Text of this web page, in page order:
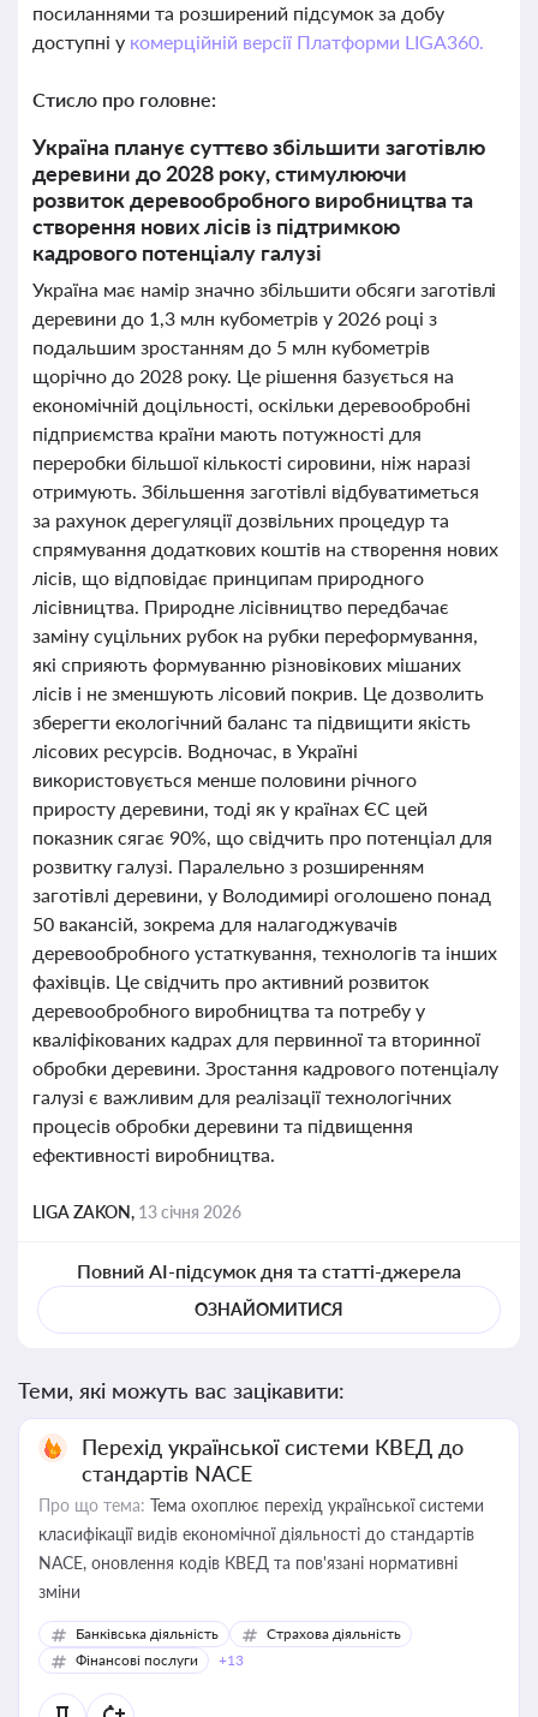
посиланнями та розширений підсумок за добу
доступні у комерційній версії Платформи LIGA360.
Стисло про головне:
Україна планує суттєво збільшити заготівлю
деревини до 2028 року, стимулюючи
розвиток деревообробного виробництва та
створення нових лісів із підтримкою
кадрового потенціалу галузі
Україна має намір значно збільшити обсяги заготівлі
деревини до 1,3 млн кубометрів у 2026 році з
подальшим зростанням до 5 млн кубометрів
щорічно до 2028 року. Це рішення базується на
економічній доцільності, оскільки деревообробні
підприємства країни мають потужності для
переробки більшої кількості сировини, ніж наразі
отримують. Збільшення заготівлі відбуватиметься
за рахунок дерегуляції дозвільних процедур та
спрямування додаткових коштів на створення нових
лісів, що відповідає принципам природного
лісівництва. Природне лісівництво передбачає
заміну суцільних рубок на рубки переформування,
які сприяють формуванню різновікових мішаних
лісів і не зменшують лісовий покрив. Це дозволить
зберегти екологічний баланс та підвищити якість
лісових ресурсів. Водночас, в Україні
використовується менше половини річного
приросту деревини, тоді як у країнах ЄС цей
показник сягає 90%, що свідчить про потенціал для
розвитку галузі. Паралельно з розширенням
заготівлі деревини, у Володимирі оголошено понад
50 вакансій, зокрема для налагоджувачів
деревообробного устаткування, технологів та інших
фахівців. Це свідчить про активний розвиток
деревообробного виробництва та потребу у
кваліфікованих кадрах для первинної та вторинної
обробки деревини. Зростання кадрового потенціалу
галузі є важливим для реалізації технологічних
процесів обробки деревини та підвищення
ефективності виробництва.
LIGA ZAKON, 13 січня 2026
Повний AI-підсумок дня та статті-джерела
ОЗНАЙОМИТИСЯ
Теми, які можуть вас зацікавити:
Перехід української системи КВЕД до
стандартів NACE
Про що тема: Тема охоплює перехід української системи
класифікації видів економічної діяльності до стандартів
NACE, оновлення кодів КВЕД та пов'язані нормативні
зміни
Банківська діяльність
Страхова діяльність
Фінансові послуги
+13